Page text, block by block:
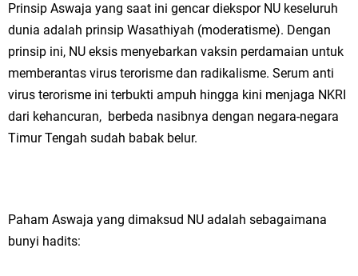
Prinsip Aswaja yang saat ini gencar diekspor NU keseluruh
dunia adalah prinsip Wasathiyah (moderatisme). Dengan
prinsip ini, NU eksis menyebarkan vaksin perdamaian untuk
memberantas virus terorisme dan radikalisme. Serum anti
virus terorisme ini terbukti ampuh hingga kini menjaga NKRI
dari kehancuran, berbeda nasibnya dengan negara-negara
Timur Tengah sudah babak belur.
Paham Aswaja yang dimaksud NU adalah sebagaimana
bunyi hadits: